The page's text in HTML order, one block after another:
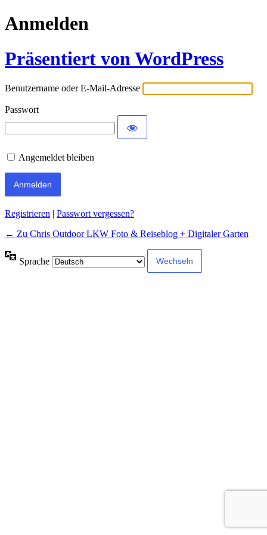
Anmelden
Präsentiert von WordPress
Benutzername oder E-Mail-Adresse
Passwort
Angemeldet bleiben
Alternative:
Registrieren | Passwort vergessen?
← Zu Chris Outdoor LKW Foto & Reiseblog + Digitaler Garten
Sprache